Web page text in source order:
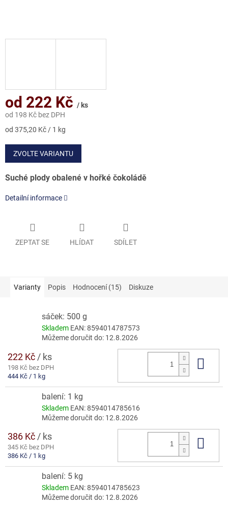
od 222 Kč / ks
od 198 Kč bez DPH
Měrná
od 375,20 Kč / 1 kg
ZVOLTE VARIANTU
Suché plody obalené v hořké čokoládě
Detailní informace
ZEPTAT SE HLÍDAT SDÍLET
Varianty Popis Hodnocení (15) Diskuze
sáček: 500 g
Skladem EAN:8594014787573
Můžeme doručit do: 12.8.2026
222 Kč / ks
198 Kč bez DPH
Měrná
444 Kč / 1 kg
balení: 1 kg
Skladem EAN:8594014785616
Můžeme doručit do: 12.8.2026
386 Kč/ ks
345 Kč bez DPH
Měrná
386 Kč / 1 kg
balení: 5 kg
Skladem EAN:8594014785623
Můžeme doručit do: 12.8.2026